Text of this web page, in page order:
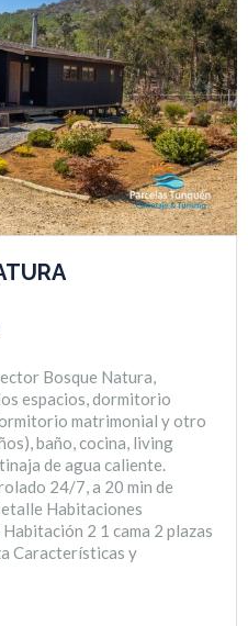
Bosque Natura,
espacios, dormitorio
matrimonial y otro
baño, cocina, living
de agua caliente.
24/7, a 20 min de
Habitaciones​​​
2 1 cama 2 plazas
Características y